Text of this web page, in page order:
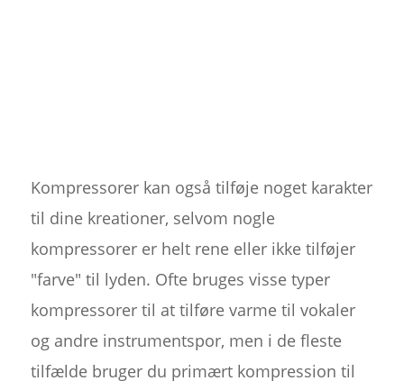
Kompressorer kan også tilføje noget karakter
til dine kreationer, selvom nogle
kompressorer er helt rene eller ikke tilføjer
"farve" til lyden. Ofte bruges visse typer
kompressorer til at tilføre varme til vokaler
og andre instrumentspor, men i de fleste
tilfælde bruger du primært kompression til